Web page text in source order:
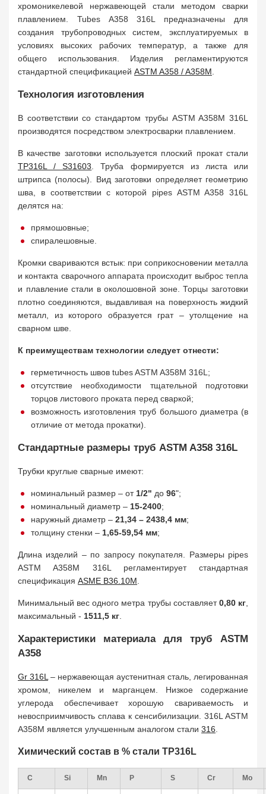
хромоникелевой нержавеющей стали методом сварки
плавлением. Tubes A358 316L предназначены для
создания трубопроводных систем, эксплуатируемых в
условиях высоких рабочих температур, а также для
общего использования. Изделия регламентируются
стандартной спецификацией ASTM A358 / A358M
Технология изготовления
В соответствии со стандартом трубы ASTM A358M 316L
производятся посредством электросварки плавлением.
В качестве заготовки используется плоский прокат стали
TP316L / S31603 . Труба формируется из листа или
штрипса (полосы). Вид заготовки определяет геометрию
шва, в соответствии с которой pipes ASTM A358 316L
делятся на:
прямошовные;
спиралешовные.
Кромки свариваются встык: при соприкосновении металла
и контакта сварочного аппарата происходит выброс тепла
и плавление стали в околошовной зоне. Торцы заготовки
плотно соединяются, выдавливая на поверхность жидкий
металл, из которого образуется грат – утолщение на
сварном шве.
К преимуществам технологии следует отнести:
герметичность швов tubes ASTM A358M 316L;
отсутствие необходимости тщательной подготовки
торцов листового проката перед сваркой;
возможность изготовления труб большого диаметра (в
отличие от метода прокатки).
Стандартные размеры труб ASTM A358 316L
Трубки круглые сварные имеют:
номинальный размер – от 1/2" до 96";
номинальный диаметр – 15-2400;
наружный диаметр – 21,34 – 2438,4 мм;
толщину стенки – 1,65-59,54 мм;
Длина изделий – по запросу покупателя. Размеры pipes
ASTM A358M 316L регламентирует стандартная
спецификация ASME B36.10M
Минимальный вес одного метра трубы составляет0,80 кг
максимальный - 1511,5 кг
Характеристики материала для труб ASTM
A358
Gr 316L – нержавеющая аустенитная сталь, легированная
хромом, никелем и марганцем. Низкое содержание
углерода обеспечивает хорошую свариваемость и
невосприимчивость сплава к сенсибилизации. 316L ASTM
A358M является улучшенным аналогом стали 316
Химический состав в % стали TP316L
C Si Mn P S Cr Mo